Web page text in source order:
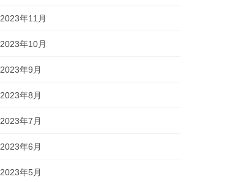
2023年11月
2023年10月
2023年9月
2023年8月
2023年7月
2023年6月
2023年5月